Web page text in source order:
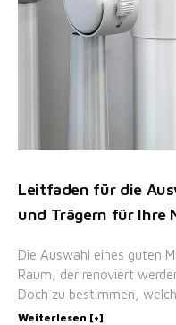
Leitfaden für die
und Trägern für Ihre
Die Auswahl eines guten
Raum, der renoviert
Doch zu bestimmen,
Weiterlesen [+]